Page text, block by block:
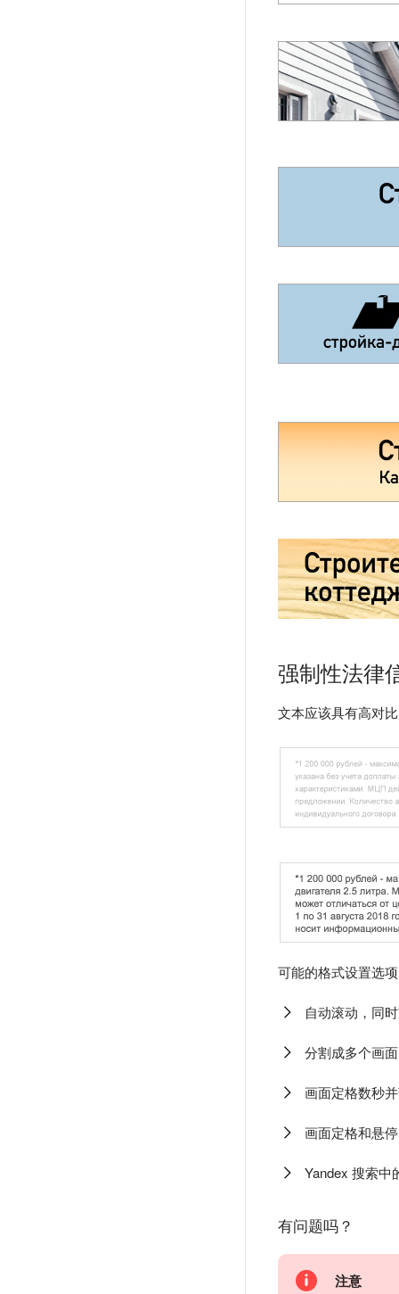
强制性法律
文本应该具有高对
可能的格式设置选
自动滚动，同
分割成多个画面
画面定格数秒
画面定格和悬停
Yandex 搜索中
有问题吗？
注意